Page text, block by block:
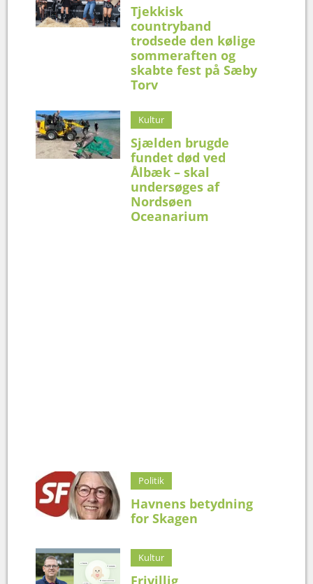
Tjekkisk
countryband
trodsede den kølige
sommeraften og
skabte fest på Sæby
Torv
Kultur
Sjælden brugde
fundet død ved
Ålbæk – skal
undersøges af
Nordsøen
Oceanarium
Politik
Havnens betydning
for Skagen
Kultur
Frivillig